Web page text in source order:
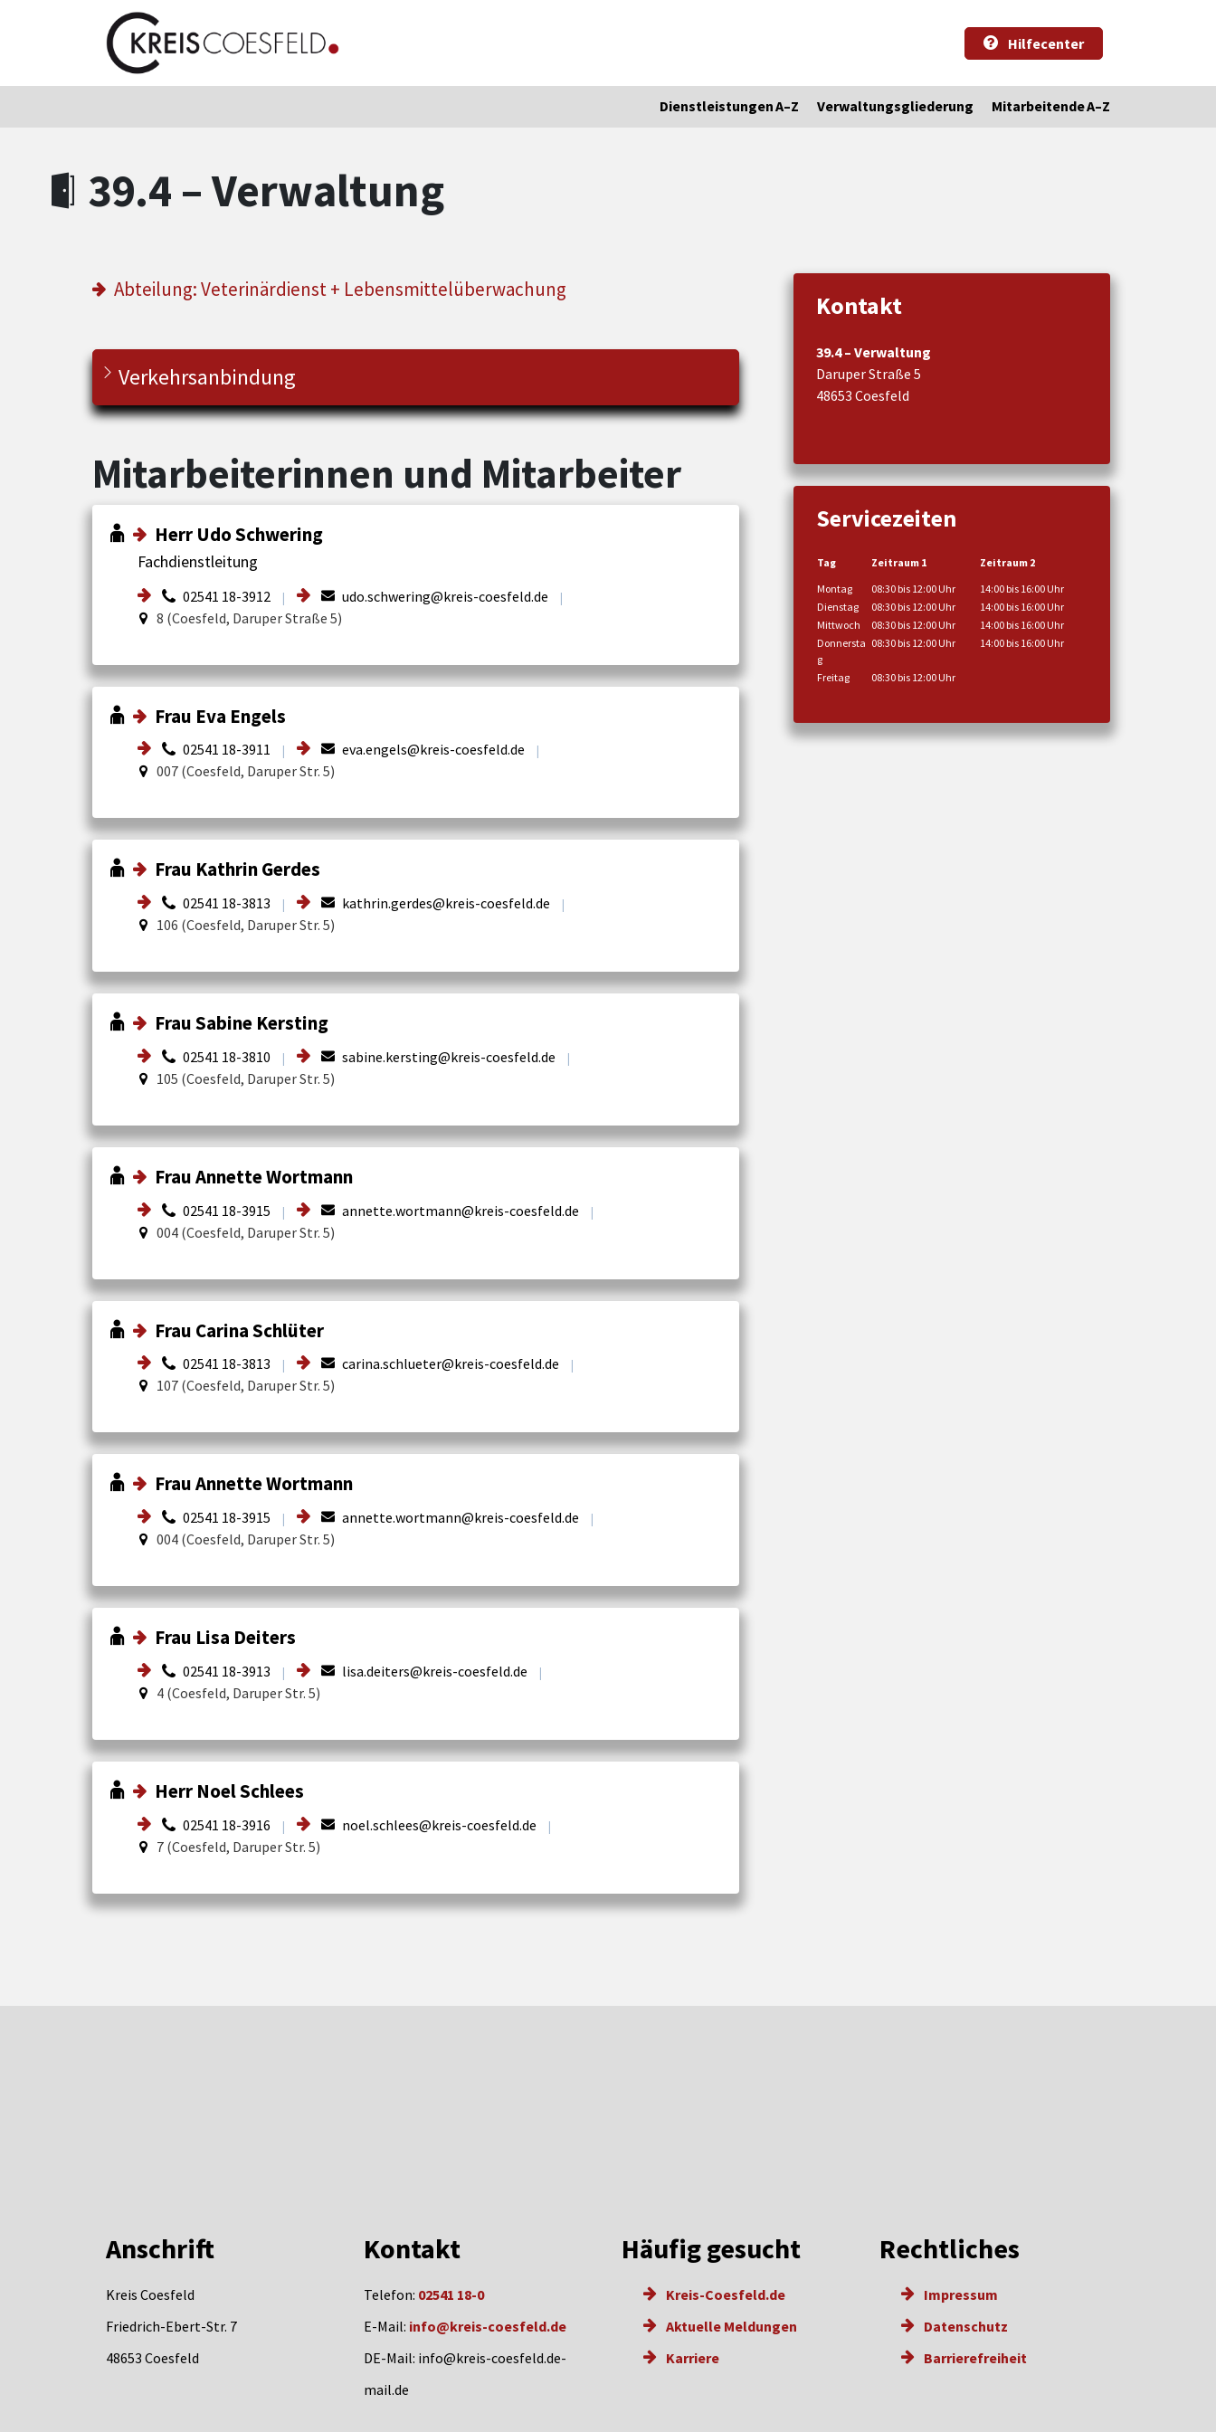
Zum Header
Zum Hauptinhalt
Zum Footer
Zum Hauptinhalt springen
Hilfecenter
Dienstleistungen A–Z Verwaltungsgliederung Mitarbeitende A–Z
39.4 – Verwaltung
Abteilung: Veterinärdienst + Lebensmittelüberwachung
Verkehrsanbindung
Mitarbeiterinnen und Mitarbeiter
Herr Udo Schwering
Fachdienstleitung
02541 18-3912 | udo.schwering@kreis-coesfeld.de |
8 (Coesfeld, Daruper Straße 5)
Frau Eva Engels
02541 18-3911 | eva.engels@kreis-coesfeld.de |
007 (Coesfeld, Daruper Str. 5)
Frau Kathrin Gerdes
02541 18-3813 | kathrin.gerdes@kreis-coesfeld.de |
106 (Coesfeld, Daruper Str. 5)
Frau Sabine Kersting
02541 18-3810 | sabine.kersting@kreis-coesfeld.de |
105 (Coesfeld, Daruper Str. 5)
Frau Annette Wortmann
02541 18-3915 | annette.wortmann@kreis-coesfeld.de |
004 (Coesfeld, Daruper Str. 5)
Frau Carina Schlüter
02541 18-3813 | carina.schlueter@kreis-coesfeld.de |
107 (Coesfeld, Daruper Str. 5)
Frau Annette Wortmann
02541 18-3915 | annette.wortmann@kreis-coesfeld.de |
004 (Coesfeld, Daruper Str. 5)
Frau Lisa Deiters
02541 18-3913 | lisa.deiters@kreis-coesfeld.de |
4 (Coesfeld, Daruper Str. 5)
Herr Noel Schlees
02541 18-3916 | noel.schlees@kreis-coesfeld.de |
7 (Coesfeld, Daruper Str. 5)
Kontakt
39.4 – Verwaltung
Daruper Straße 5
48653 Coesfeld
Servicezeiten
Tag Zeitraum 1
Zeitraum 2
Montag
08:30 bis 12:00 Uhr
14:00 bis 16:00 Uhr
Dienstag
08:30 bis 12:00 Uhr
14:00 bis 16:00 Uhr
Mittwoch
08:30 bis 12:00 Uhr
14:00 bis 16:00 Uhr
Donnersta
g
08:30 bis 12:00 Uhr 14:00 bis 16:00 Uhr
Freitag 08:30 bis 12:00 Uhr
Anschrift
Kreis Coesfeld
Friedrich-Ebert-Str. 7
48653 Coesfeld
Kontakt
Telefon: 02541 18-0
E-Mail: info@kreis-coesfeld.de
DE-Mail: info@kreis-coesfeld.de-
mail.de
Häufig gesucht
Kreis-Coesfeld.de
Aktuelle Meldungen
Karriere
Rechtliches
Impressum
Datenschutz
Barrierefreiheit